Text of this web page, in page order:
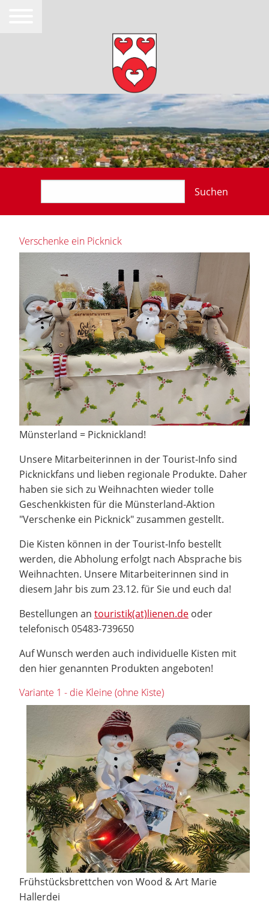
Suchen
Verschenke ein Picknick
Münsterland = Picknickland!
Unsere Mitarbeiterinnen in der Tourist-Info sind
Picknickfans und lieben regionale Produkte. Daher
haben sie sich zu Weihnachten wieder tolle
Geschenkkisten für die Münsterland-Aktion
"Verschenke ein Picknick" zusammen gestellt.
Die Kisten können in der Tourist-Info bestellt
werden, die Abholung erfolgt nach Absprache bis
Weihnachten. Unsere Mitarbeiterinnen sind in
diesem Jahr bis zum 23.12. für Sie und euch da!
Bestellungen an touristik(at)lienen.de oder
telefonisch 05483-739650
Auf Wunsch werden auch individuelle Kisten mit
den hier genannten Produkten angeboten!
Variante 1 - die Kleine (ohne Kiste)
Frühstücksbrettchen von Wood & Art Marie
Hallerdei